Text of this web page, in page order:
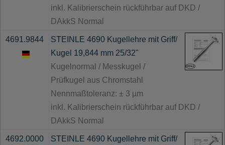
inkl. Kalibrierschein rückführbar auf DKD /
DAkkS Normal
4691.9844
STEINLE 4690 Kugellehre mit Griff/
Kugel 19,844 mm 25/32"
Kugelnormal / Messkugel /
Prüfkugel aus Chromstahl
Nennmaßtoleranz: ± 3 µm
inkl. Kalibrierschein rückführbar auf DKD /
DAkkS Normal
4692.0000 STEINLE 4690 Kugellehre mit Griff/